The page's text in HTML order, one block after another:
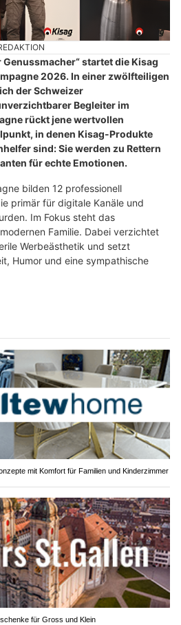
startet die Kisag
2026. In einer zwölfteiligen
der Schweizer
Begleiter im
rückt jene wertvollen
in denen Kisag-Produkte
sind: Sie werden zu Rettern
für echte Emotionen.
bilden 12 professionell
primär für digitale Kanäle und
Im Fokus steht das
Familie. Dabei verzichtet
Werbeästhetik und setzt
Humor und eine sympathische
mit Komfort für Familien und Kinderzimmer
für Gross und Klein